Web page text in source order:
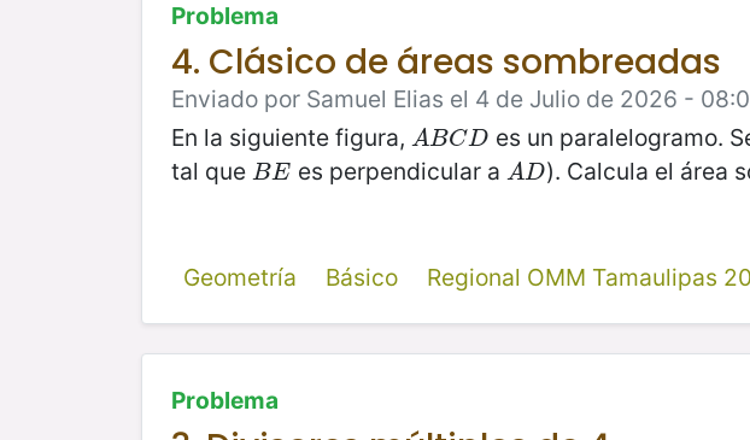
Problema
4. Clásico de áreas sombreadas
Enviado por Samuel Elias el 4 de Julio de 2026 -
En la siguiente figura, ABCD
ABCD es un paralelogramo.
tal que BE
BE es perpendicular a AD
AD ). Calcula el área
Geometría Básico Regional OMM Tamaulipas
Problema